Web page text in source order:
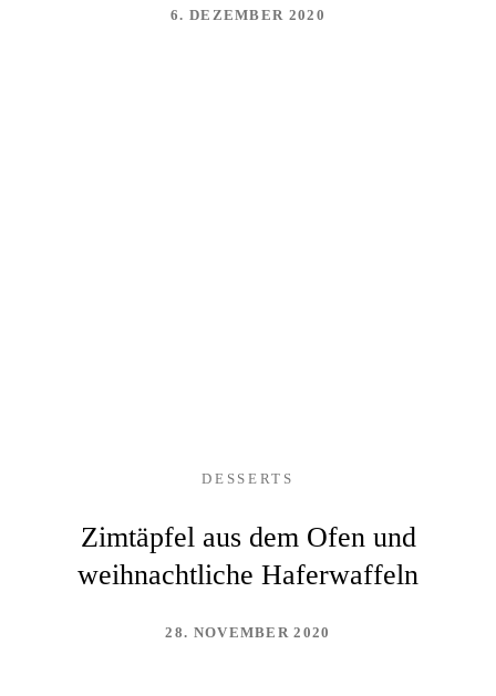
6. DEZEMBER 2020
DESSERTS
Zimtäpfel aus dem Ofen und
weihnachtliche Haferwaffeln
28. NOVEMBER 2020